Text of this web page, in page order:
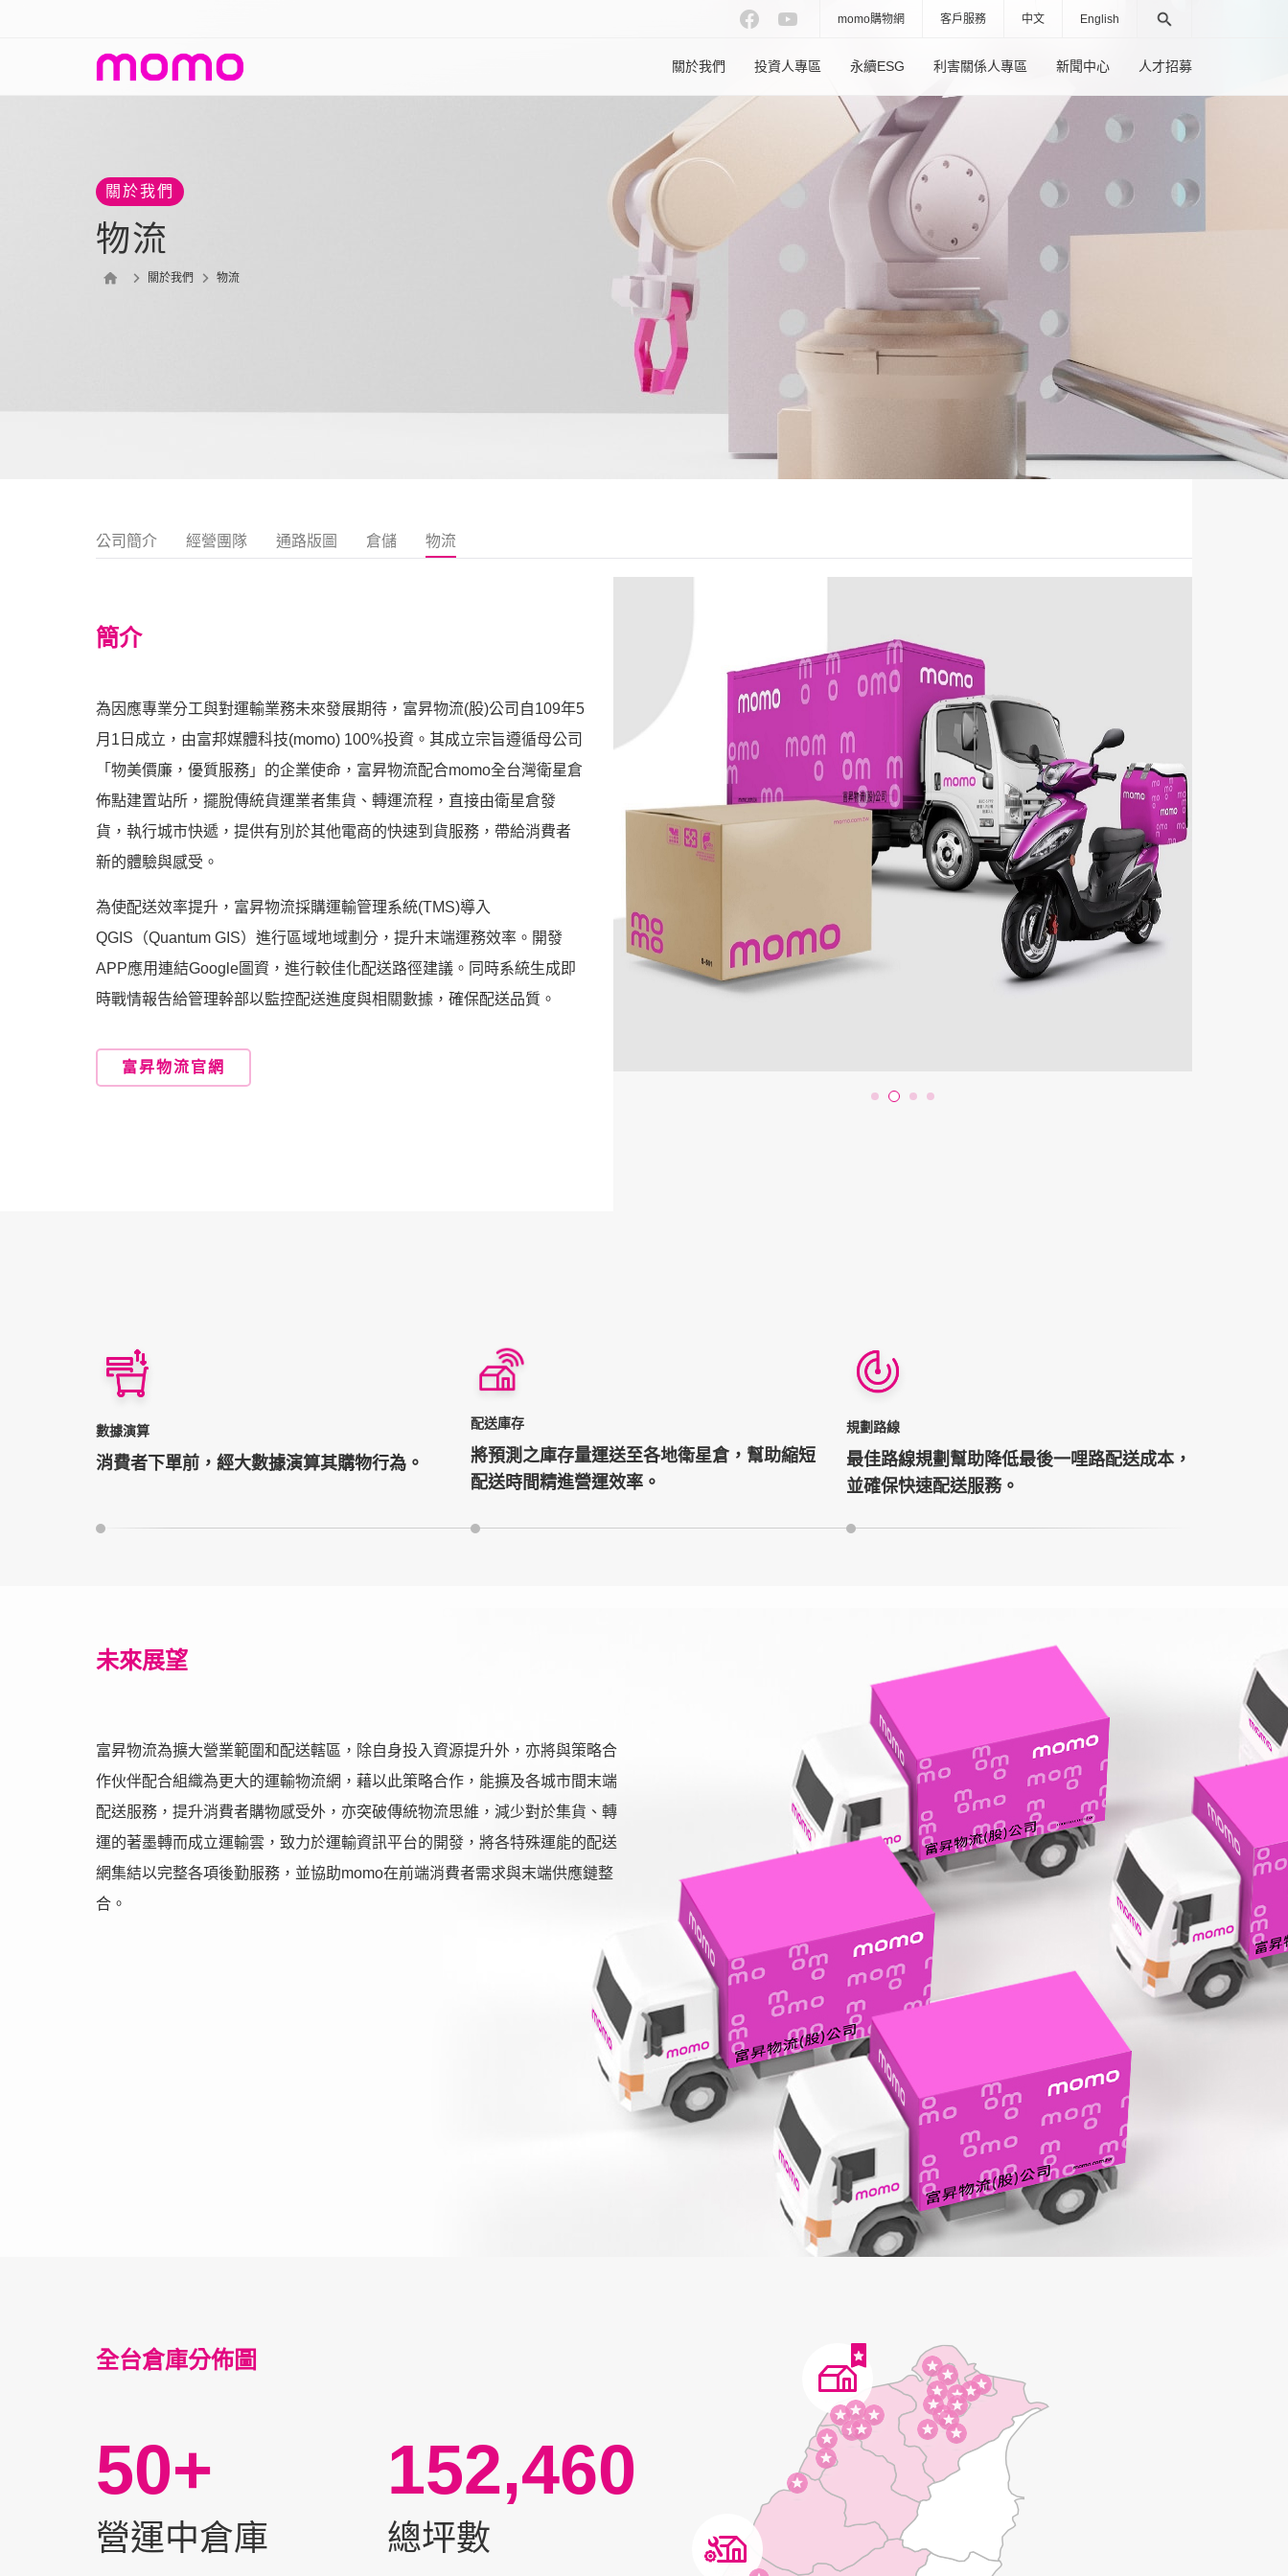
momo購物網 客戶服務 中文 English
關於我們 投資人專區 永續ESG 利害關係人專區 新聞中心 人才招募
關於我們
物流
關於我們 物流
公司簡介 經營團隊 通路版圖 倉儲 物流
簡介
為因應專業分工與對運輸業務未來發展期待，富昇物流(股)公司自109年5
月1日成立，由富邦媒體科技(momo) 100%投資。其成立宗旨遵循母公司
「物美價廉，優質服務」的企業使命，富昇物流配合momo全台灣衛星倉
佈點建置站所，擺脫傳統貨運業者集貨、轉運流程，直接由衛星倉發
貨，執行城市快遞，提供有別於其他電商的快速到貨服務，帶給消費者
新的體驗與感受。
為使配送效率提升，富昇物流採購運輸管理系統(TMS)導入
QGIS（Quantum GIS）進行區域地域劃分，提升末端運務效率。開發
APP應用連結Google圖資，進行較佳化配送路徑建議。同時系統生成即
時戰情報告給管理幹部以監控配送進度與相關數據，確保配送品質。
富昇物流官網
數據演算
消費者下單前，經大數據演算其購物行為。
配送庫存
將預測之庫存量運送至各地衛星倉，幫助縮短
配送時間精進營運效率。
規劃路線
最佳路線規劃幫助降低最後一哩路配送成本，
並確保快速配送服務。
未來展望
富昇物流為擴大營業範圍和配送轄區，除自身投入資源提升外，亦將與策略合
作伙伴配合組織為更大的運輸物流網，藉以此策略合作，能擴及各城市間末端
配送服務，提升消費者購物感受外，亦突破傳統物流思維，減少對於集貨、轉
運的著墨轉而成立運輸雲，致力於運輸資訊平台的開發，將各特殊運能的配送
網集結以完整各項後勤服務，並協助momo在前端消費者需求與末端供應鏈整
合。
全台倉庫分佈圖
50+
營運中倉庫
152,460
總坪數